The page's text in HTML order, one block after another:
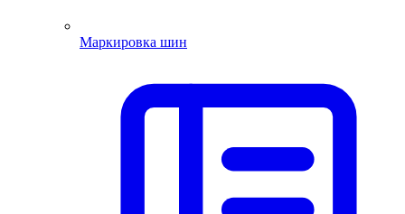
Маркировка шин